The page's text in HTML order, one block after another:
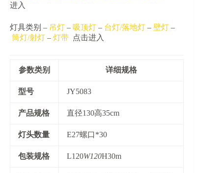
进入
灯具类别 – 吊灯 – 吸顶灯 – 台灯/落地灯 – 壁灯 –
筒灯/射灯 – 灯带 点击进入
参数类别 详细规格
​型号​ JY5083
​产品规格​ 直径130高35cm
​灯头数量​ E27螺口*30
​包装规格​ L120W120H30m